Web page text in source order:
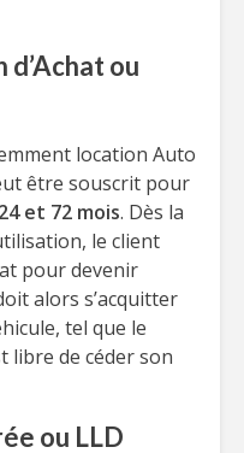
ou
location Auto
être souscrit pour
et 72 mois. Dès la
le client
pour devenir
alors s’acquitter
tel que le
libre de céder son
ou LLD